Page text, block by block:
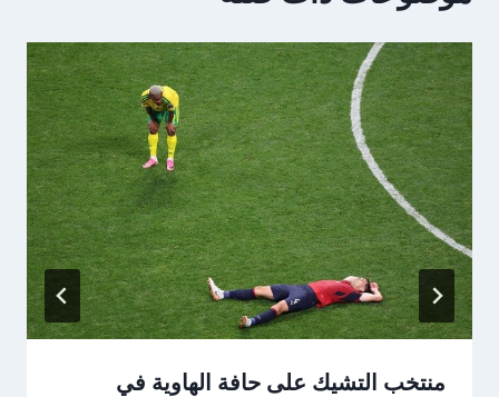
منتخب التشيك على حافة الهاوية في